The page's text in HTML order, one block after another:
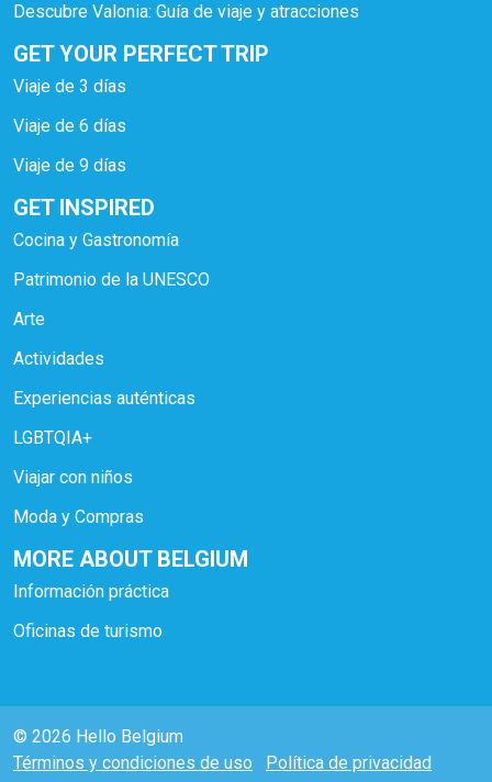
Descubre Valonia: Guía de viaje y atracciones
GET YOUR PERFECT TRIP
Viaje de 3 días
Viaje de 6 días
Viaje de 9 días
GET INSPIRED
Cocina y Gastronomía
Patrimonio de la UNESCO
Arte
Actividades
Experiencias auténticas
LGBTQIA+
Viajar con niños
Moda y Compras
MORE ABOUT BELGIUM
Información práctica
Oficinas de turismo
© 2026 Hello Belgium
Términos y condiciones de uso
Política de privacidad